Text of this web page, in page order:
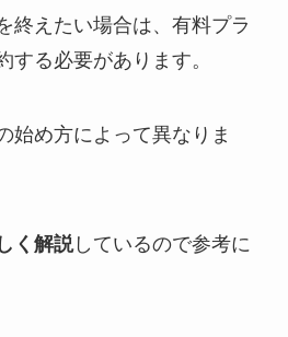
終えたい場合は、有料プラ
する必要があります。
始め方によって異なりま
く解説しているので参考に